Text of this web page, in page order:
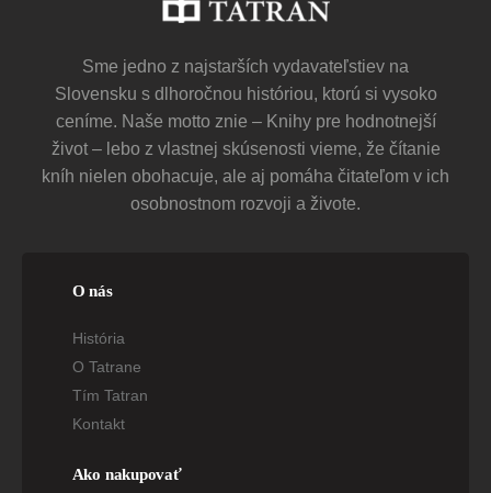
Sme jedno z najstarších vydavateľstiev na
Slovensku s dlhoročnou históriou, ktorú si vysoko
ceníme. Naše motto znie – Knihy pre hodnotnejší
život – lebo z vlastnej skúsenosti vieme, že čítanie
kníh nielen obohacuje, ale aj pomáha čitateľom v ich
osobnostnom rozvoji a živote.
O nás
História
O Tatrane
Tím Tatran
Kontakt
Ako nakupovať